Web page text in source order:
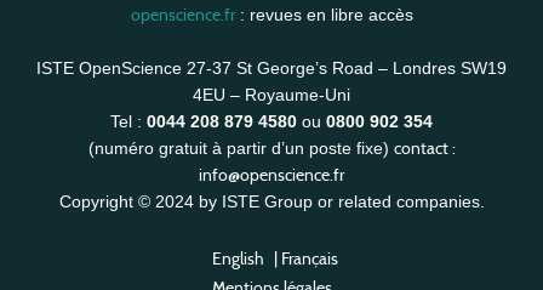
openscience.fr: revues en libre accès
ISTE OpenScience 27-37 St George’s Road – Londres SW19
4EU – Royaume-Uni
Tel : 0044 208 879 4580 ou 0800 902 354
(numéro gratuit à partir d’un poste fixe) contact :
info@openscience.fr
Copyright © 2024 by ISTE Group or related companies.
English | Français